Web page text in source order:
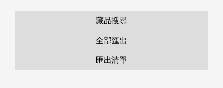
藏品搜尋
全部匯出
匯出清單